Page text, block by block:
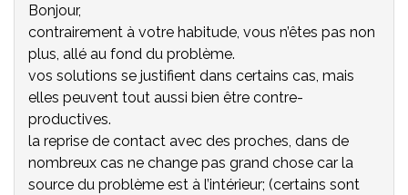
Bonjour,
contrairement à votre habitude, vous n’êtes pas non
plus, allé au fond du problème.
vos solutions se justifient dans certains cas, mais
elles peuvent tout aussi bien être contre-
productives.
la reprise de contact avec des proches, dans de
nombreux cas ne change pas grand chose car la
source du problème est à l’intérieur; (certains sont